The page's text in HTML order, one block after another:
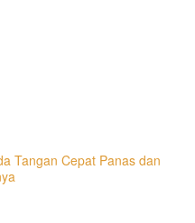
Tangan Cepat Panas dan